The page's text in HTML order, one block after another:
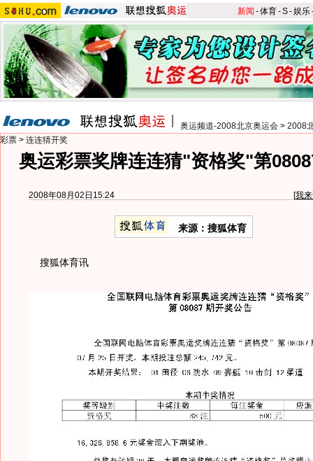
新闻 -体育-S-娱乐
奥运频道-2008北京奥运会 > 2008
彩票 > 连连猜开奖
奥运彩票奖牌连连猜"资格奖"第
2008年08月02日15:24 [我
来源：搜狐体育
搜狐体育讯